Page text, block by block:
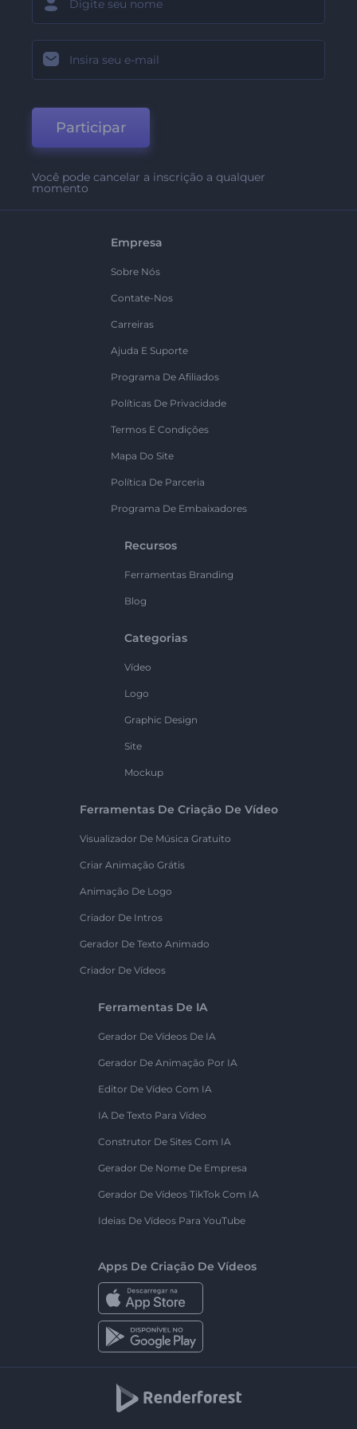
Participar
Você pode cancelar a inscrição a qualquer
momento
Empresa
Sobre Nós
Contate-Nos
Carreiras
Ajuda E Suporte
Programa De Afiliados
Políticas De Privacidade
Termos E Condições
Mapa Do Site
Política De Parceria
Programa De Embaixadores
Recursos
Ferramentas Branding
Blog
Categorias
Vídeo
Logo
Graphic Design
Site
Mockup
Ferramentas De Criação De Vídeo
Visualizador De Música Gratuito
Criar Animação Grátis
Animação De Logo
Criador De Intros
Gerador De Texto Animado
Criador De Vídeos
Ferramentas De IA
Gerador De Vídeos De IA
Gerador De Animação Por IA
Editor De Vídeo Com IA
IA De Texto Para Vídeo
Construtor De Sites Com IA
Gerador De Nome De Empresa
Gerador De Vídeos TikTok Com IA
Ideias De Vídeos Para YouTube
Apps De Criação De Vídeos